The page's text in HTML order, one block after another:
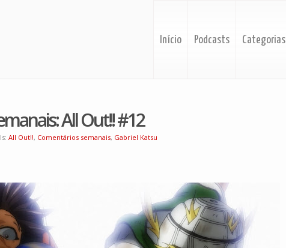
Início Podcasts Categorias
All Out!! #12
All Out!!, Comentários semanais, Gabriel Katsu